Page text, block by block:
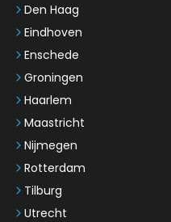
Den Haag
Eindhoven
Enschede
Groningen
Haarlem
Maastricht
Nijmegen
Rotterdam
Tilburg
Utrecht